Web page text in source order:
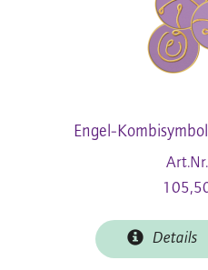
Engel-
Details